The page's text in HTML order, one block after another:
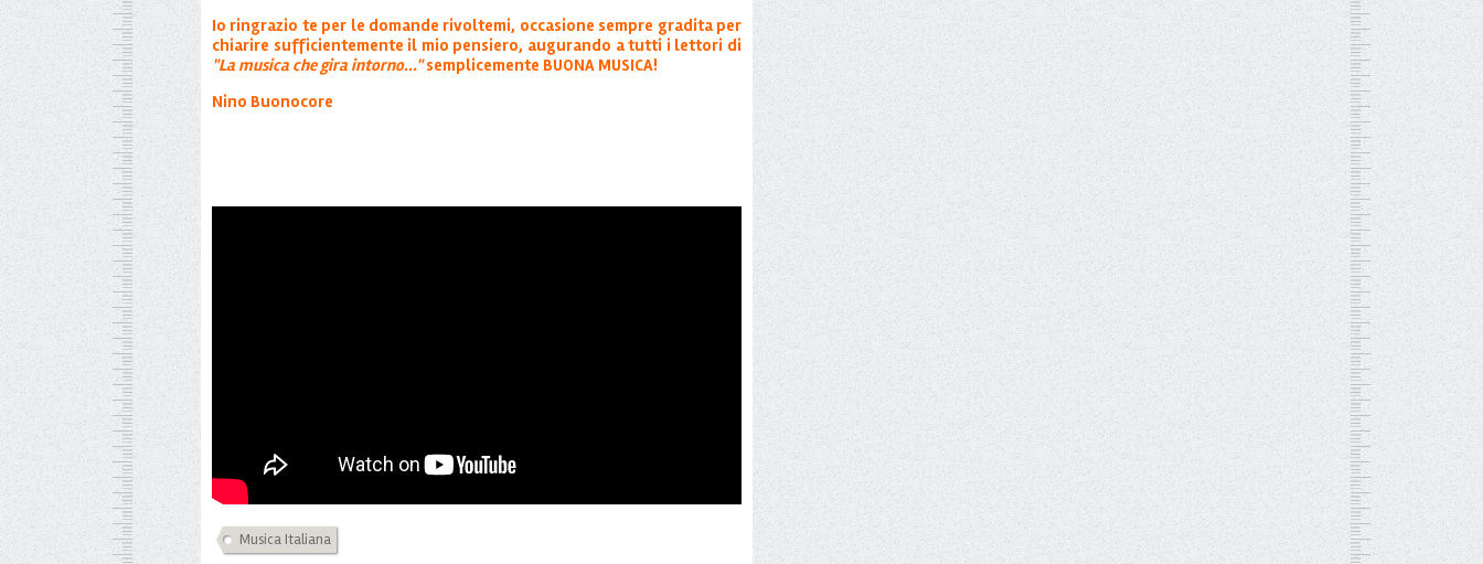
Io ringrazio te per le domande rivoltemi, occasione sempre gradita per
chiarire sufficientemente il mio pensiero, augurando a tutti i lettori di
"La musica che gira intorno..."semplicemente BUONA MUSICA!
Nino Buonocore
Musica Italiana